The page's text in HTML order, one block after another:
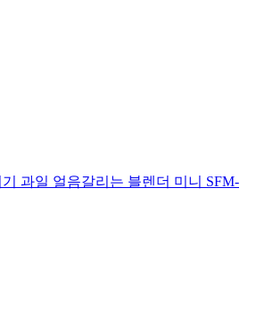
과일 얼음갈리는 블렌더 미니 SFM-